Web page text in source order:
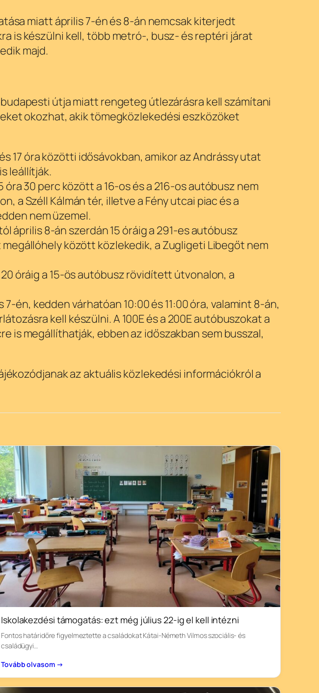
miatt április 7-én és 8-án nemcsak kiterjedt
is készülni kell, több metró-, busz- és reptéri járat
majd.
útja miatt rengeteg útlezárásra kell számítani
okozhat, akik tömegközlekedési eszközöket
17 óra közötti idősávokban, amikor az Andrássy utat
leállítják.
30 perc között a 16-os és a 216-os autóbusz nem
a Széll Kálmán tér, illetve a Fény utcai piac és a
nem üzemel.
április 8-án szerdán 15 óráig a 291-es autóbusz
között közlekedik, a Zugligeti Libegőt nem
óráig a 15-ös autóbusz rövidített útvonalon, a
én, kedden várhatóan 10:00 és 11:00 óra, valamint 8-án,
kell készülni. A 100E és a 200E autóbuszokat a
is megállíthatják, ebben az időszakban sem busszal,
az aktuális közlekedési információkról a
Iskolakezdési támogatás: ezt még július 22-ig el kell intézni
Fontos határidőre figyelmeztette a családokat Kátai-Németh Vilmos szociális- és
családügyi…
Tovább olvasom →